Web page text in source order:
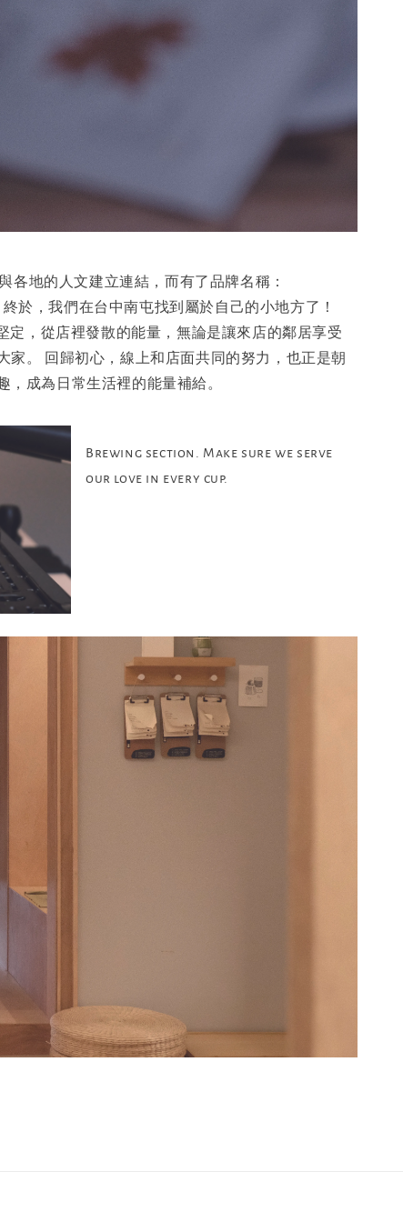
各地的人文建立連結，而有了品牌名稱：
於，我們在台中南屯找到屬於自己的小地方了！
定，從店裡發散的能量，無論是讓來店的鄰居享受
。 回歸初心，線上和店面共同的努力，也正是朝
成為日常生活裡的能量補給。
Brewing section. Make sure we serve
our love in every cup.